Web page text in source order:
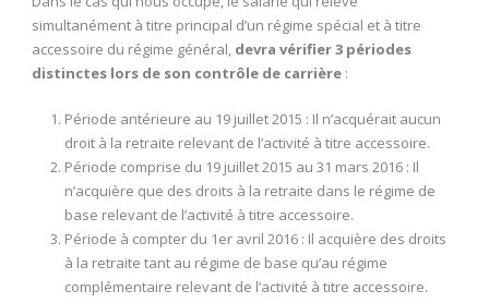
simultanément à titre principal d’un régime spécial et à titre
accessoire du régime général, devra vérifier 3 périodes
distinctes lors de son contrôle de carrière :
Période antérieure au 19 juillet 2015 : Il n’acquérait aucun
droit à la retraite relevant de l’activité à titre accessoire.
Période comprise du 19 juillet 2015 au 31 mars 2016 : Il
n’acquière que des droits à la retraite dans le régime de
base relevant de l’activité à titre accessoire.
Période à compter du 1er avril 2016 : Il acquière des droits
à la retraite tant au régime de base qu’au régime
complémentaire relevant de l’activité à titre accessoire.